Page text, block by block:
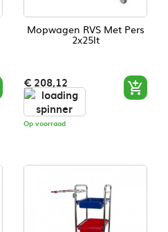
Mopwagen RVS Met Pers
2x25lt
€ 208,12
Op voorraad
